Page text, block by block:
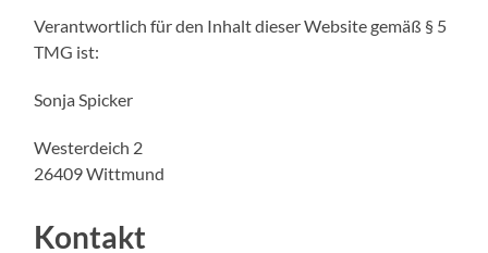
Verantwortlich für den Inhalt dieser Website gemäß § 5
TMG ist:
Sonja Spicker
Westerdeich 2
26409 Wittmund
Kontakt